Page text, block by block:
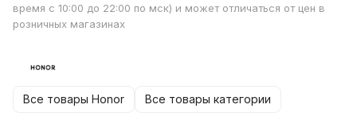
время с 10:00 до 22:00 по мск) и может отличаться от цен в
розничных магазинах
Все товары Honor Все товары категории